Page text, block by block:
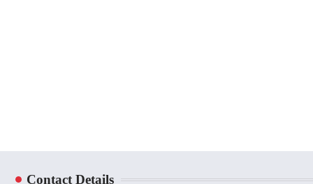
Contact Details